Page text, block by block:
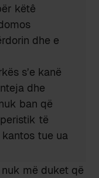
këtê
dhe e
s’e kanë
dhe
ban që
të
tue ua
më duket që